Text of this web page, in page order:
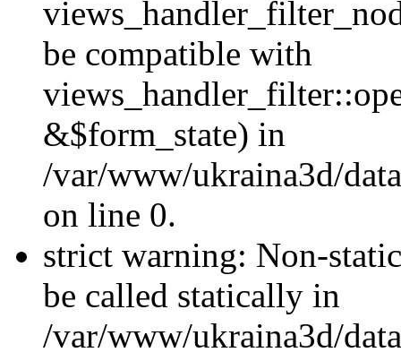
be compatible with
&$form_state) in
/var/www/ukraina3d/
on line 0.
strict warning: Non-
be called statically in
/var/www/ukraina3d/